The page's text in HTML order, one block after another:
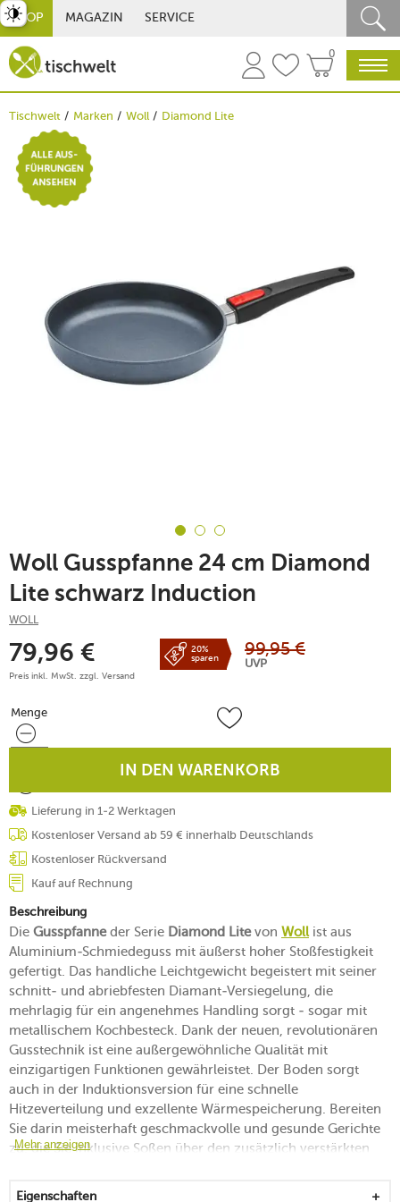
SHOP MAGAZIN SERVICE
0
Tischwelt Marken Woll Diamond Lite
Woll Gusspfanne 24 cm Diamond
Lite schwarz Induction
WOLL
79,96 €
Preis inkl. MwSt. zzgl. Versand
20%
sparen
99,95 €
UVP
Menge
Menge
IN DEN WARENKORB
Lieferung in 1-2 Werktagen
Kostenloser Versand ab 59 € innerhalb Deutschlands
Kostenloser Rückversand
Kauf auf Rechnung
Beschreibung
Die Gusspfanneder Serie Diamond Litevon Wollist aus
Aluminium-Schmiedeguss mit äußerst hoher Stoßfestigkeit
gefertigt. Das handliche Leichtgewicht begeistert mit seiner
schnitt- und abriebfesten Diamant-Versiegelung, die
mehrlagig für ein angenehmes Handling sorgt - sogar mit
metallischem Kochbesteck. Dank der neuen, revolutionären
Gusstechnik ist eine außergewöhnliche Qualität mit
einzigartigen Funktionen gewährleistet. Der Boden sorgt
auch in der Induktionsversion für eine schnelle
Hitzeverteilung und exzellente Wärmespeicherung. Bereiten
Sie darin meisterhaft geschmackvolle und gesunde Gerichte
zu, die Sie inklusive Soßen über den zusätzlich verstärkten
Mehr anzeigen
Eigenschaften
umschalten